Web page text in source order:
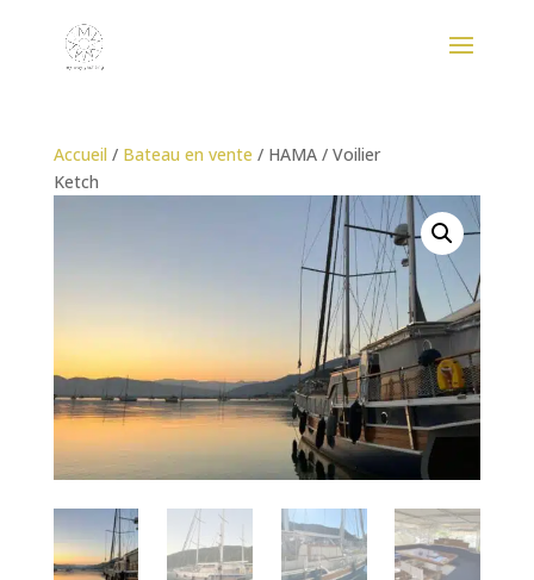
Accueil / Bateau en vente / HAMA / Voilier
Ketch